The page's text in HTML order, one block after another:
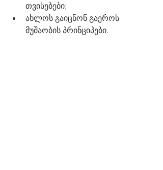
თვისებები;
ახლოს გაიცნონ გაეროს
მუშაობის პრინციპები.